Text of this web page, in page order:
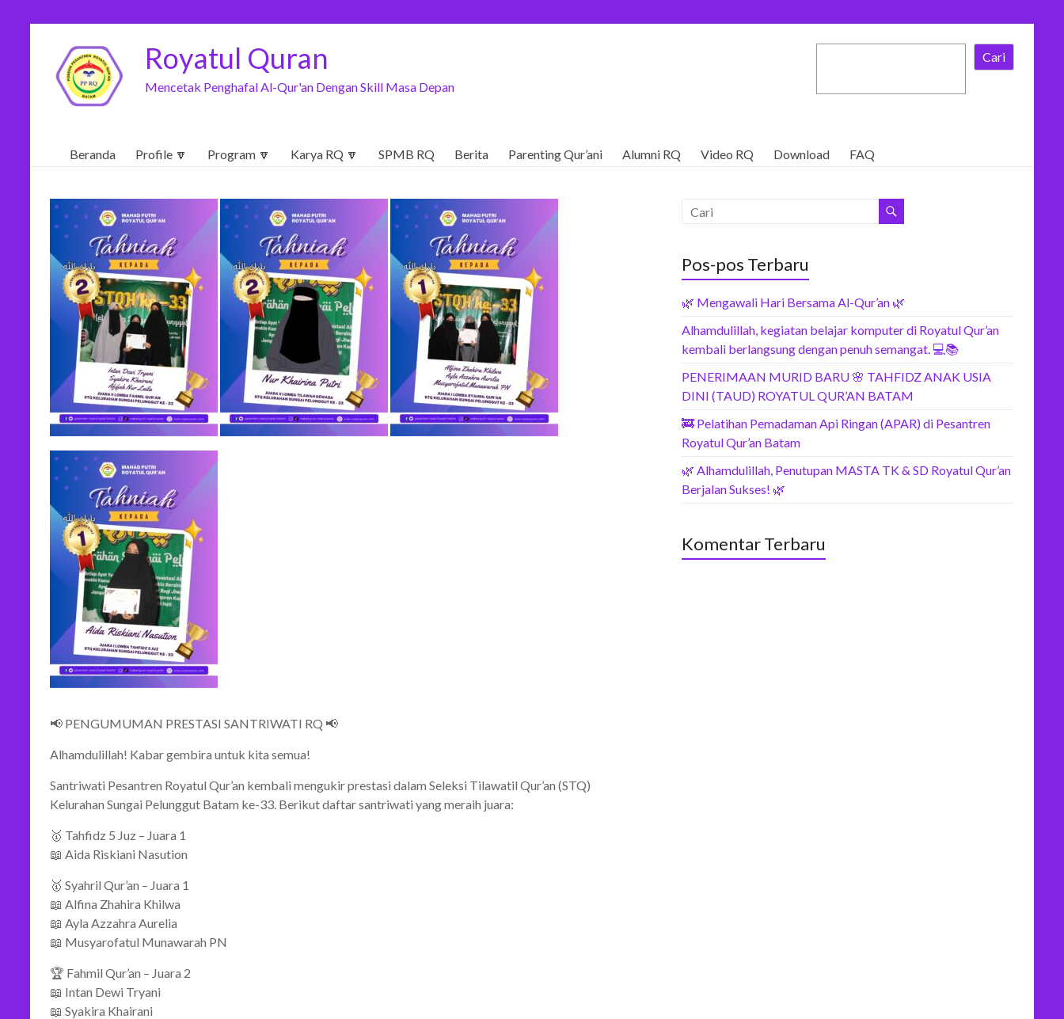
Royatul Quran
Mencetak Penghafal Al-Qur'an Dengan Skill Masa Depan
Cari
Beranda Profile 🔽 Program 🔽 Karya RQ 🔽 SPMB RQ Berita Parenting Qur’ani Alumni RQ Video RQ Download FAQ
📢 PENGUMUMAN PRESTASI SANTRIWATI RQ 📢
Alhamdulillah! Kabar gembira untuk kita semua!
Santriwati Pesantren Royatul Qur’an kembali mengukir prestasi dalam Seleksi Tilawatil Qur’an (STQ)
Kelurahan Sungai Pelunggut Batam ke-33. Berikut daftar santriwati yang meraih juara:
🥇 Tahfidz 5 Juz – Juara 1
📖 Aida Riskiani Nasution
🥇 Syahril Qur’an – Juara 1
📖 Alfina Zhahira Khilwa
📖 Ayla Azzahra Aurelia
📖 Musyarofatul Munawarah PN
🏆 Fahmil Qur’an – Juara 2
📖 Intan Dewi Tryani
📖 Syakira Khairani
Pos-pos Terbaru
🌿 Mengawali Hari Bersama Al-Qur’an 🌿
Alhamdulillah, kegiatan belajar komputer di Royatul Qur’an
kembali berlangsung dengan penuh semangat. 💻📚
PENERIMAAN MURID BARU 🌸 TAHFIDZ ANAK USIA
DINI (TAUD) ROYATUL QUR’AN BATAM
🚒 Pelatihan Pemadaman Api Ringan (APAR) di Pesantren
Royatul Qur’an Batam
🌿 Alhamdulillah, Penutupan MASTA TK & SD Royatul Qur’an
Berjalan Sukses! 🌿
Komentar Terbaru